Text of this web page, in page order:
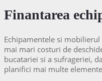
Finantarea
Echipamentele si
mai mari costuri de
bucatariei si a sufrageriei,
planifici mai multe